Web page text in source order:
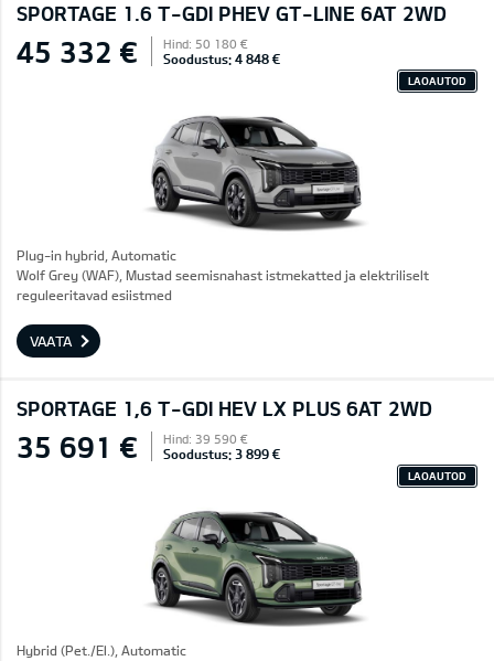
SPORTAGE 1.6 T-GDI PHEV GT-LINE 6AT 2WD
45 332 € Hind: 50 180 €
Soodustus: 4 848 €
LAOAUTOD
Plug-in hybrid, Automatic
Wolf Grey (WAF), Mustad seemisnahast istmekatted ja elektriliselt
reguleeritavad esiistmed
VAATA
SPORTAGE 1,6 T-GDI HEV LX PLUS 6AT 2WD
35 691 € Hind: 39 590 €
Soodustus: 3 899 €
LAOAUTOD
Hybrid (Pet./El.), Automatic